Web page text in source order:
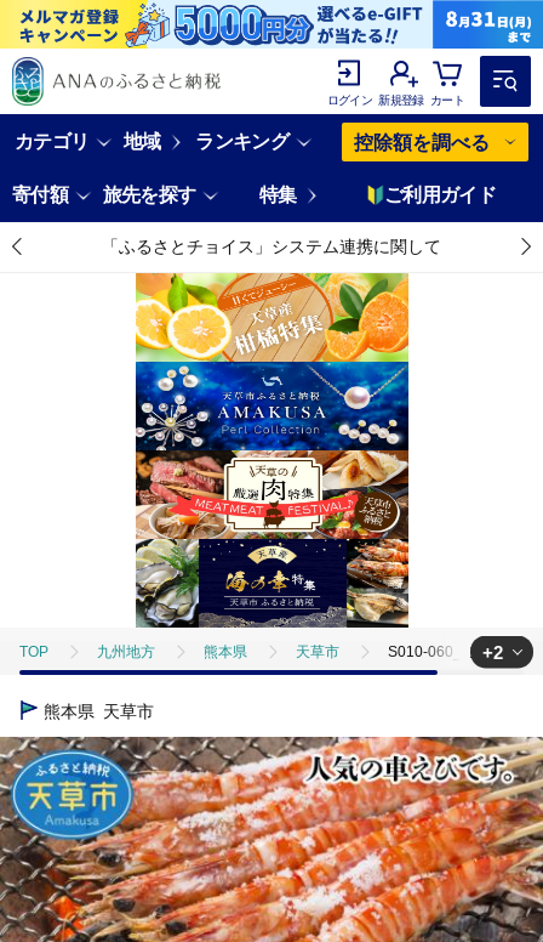
ログイン 新規登録 カート
カテゴリ 地域 ランキング 控除額を調べる
寄付額 旅先を探す 特集 ご利用ガイド
「ふるさとチョイス」システム連携に関して
TOP 九州地方 熊本県 天草市 S010-060_ご家庭用冷
TOP
TOP 魚介類 えび S010-060_ご家庭用冷凍車海老500g
+2
熊本県 天草市